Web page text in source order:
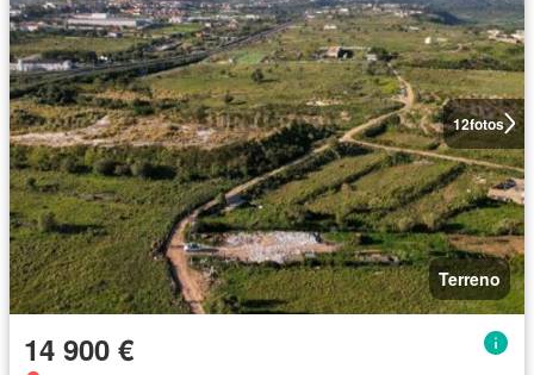
12fotos
Terreno
14 900 €